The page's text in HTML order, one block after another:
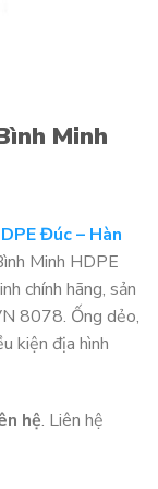
Minh
Đúc – Hàn
Minh HDPE
chính hãng, sản
8078. Ống dẻo,
kiện địa hình
hệ. Liên hệ